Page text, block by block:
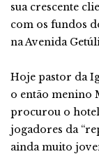
sua crescente
com os fundos
na Avenida
Hoje pastor da
o então menino
procurou o
jogadores da
ainda muito